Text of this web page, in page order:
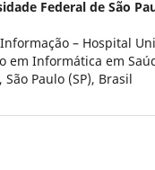
Federal de São
– Hospital
em Informática em
São Paulo (SP), Brasil